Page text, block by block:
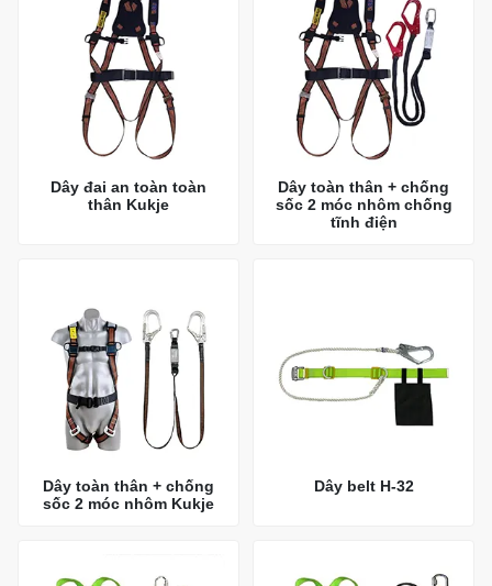
Dây đai an toàn toàn
thân Kukje
Dây toàn thân + chống
sốc 2 móc nhôm chống
tĩnh điện
Dây toàn thân + chống
sốc 2 móc nhôm Kukje
Dây belt H-32